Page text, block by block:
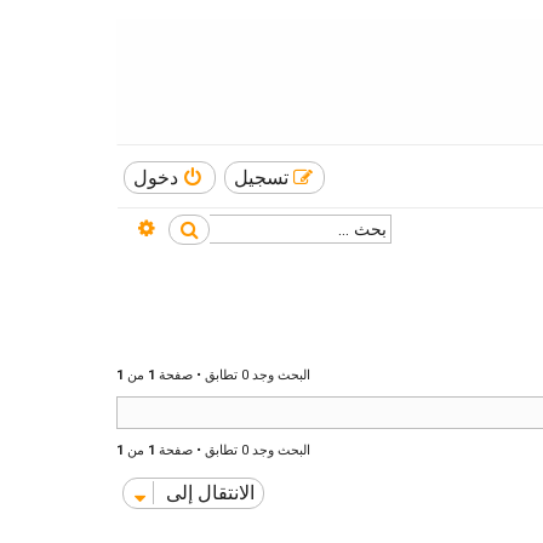
دخول تسجيل
بحث
البحث وجد 0 تطابق • صفحة 1 من 1
البحث وجد 0 تطابق • صفحة 1 من 1
الانتقال إلى